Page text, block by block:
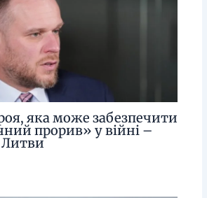
яка може забезпечити
прорив» у війні –